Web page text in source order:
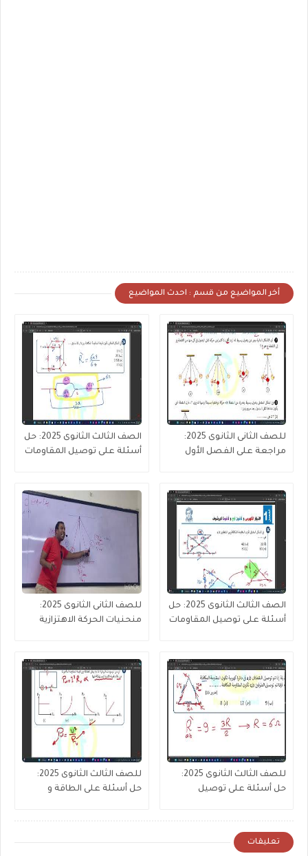
أخر المواضيع من قسم : احدث المواضيع
للصف الثانى الثانوى 2025:
مراجعة على الفصل الأول
الصف الثالث الثانوى 2025: حل
أسئلة على توصيل المقاومات
الصف الثالث الثانوى 2025: حل
أسئلة على توصيل المقاومات
للصف الثانى الثانوى 2025:
منحنيات الحركة الاهتزازية
للصف الثالث الثانوى 2025:
حل أسئلة على توصيل
للصف الثالث الثانوى 2025:
حل أسئلة على الطاقة و
تعليقات